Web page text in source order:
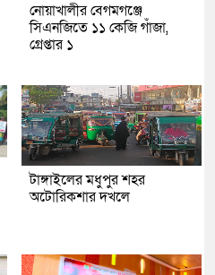
নোয়াখালীর বেগমগঞ্জে
সিএনজিতে ১১ কেজি গাঁজা,
গ্রেপ্তার ১
টাঙ্গাইলের মধুপুর শহর
অটোরিকশার দখলে